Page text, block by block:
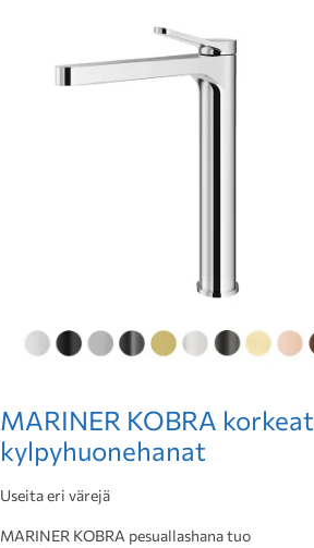
MARINER KOBRA korkeat
kylpyhuonehanat
Useita eri värejä
MARINER KOBRA pesuallashana tuo